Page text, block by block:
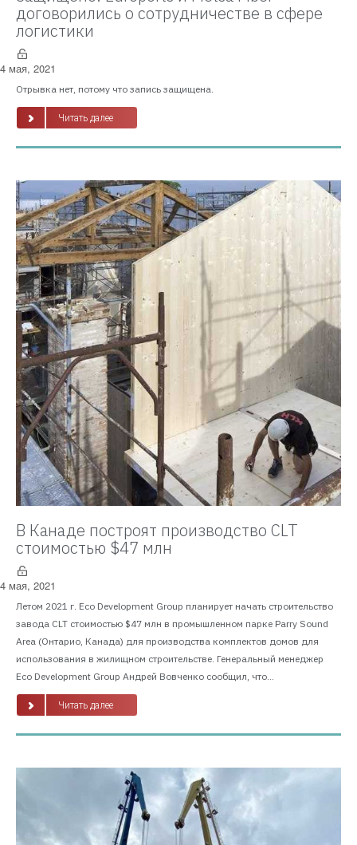
договорились о сотрудничестве в сфере
логистики
4 мая, 2021
Отрывка нет, потому что запись защищена.
Читать далее
В Канаде построят производство CLT
стоимостью $47 млн
4 мая, 2021
Летом 2021 г. Eco Development Group планирует начать строительство
завода CLT стоимостью $47 млн в промышленном парке Parry Sound
Area (Онтарио, Канада) для производства комплектов домов для
использования в жилищном строительстве. Генеральный менеджер
Eco Development Group Андрей Вовченко сообщил, что...
Читать далее